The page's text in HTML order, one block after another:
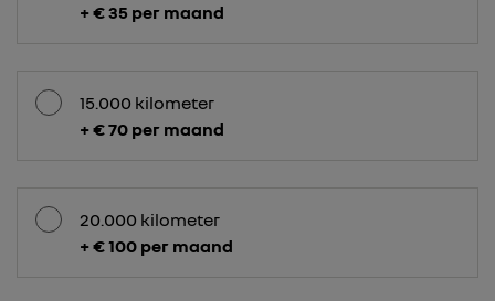
+ € 35 per maand
15.000 kilometer
+ € 70 per maand
20.000 kilometer
+ € 100 per maand